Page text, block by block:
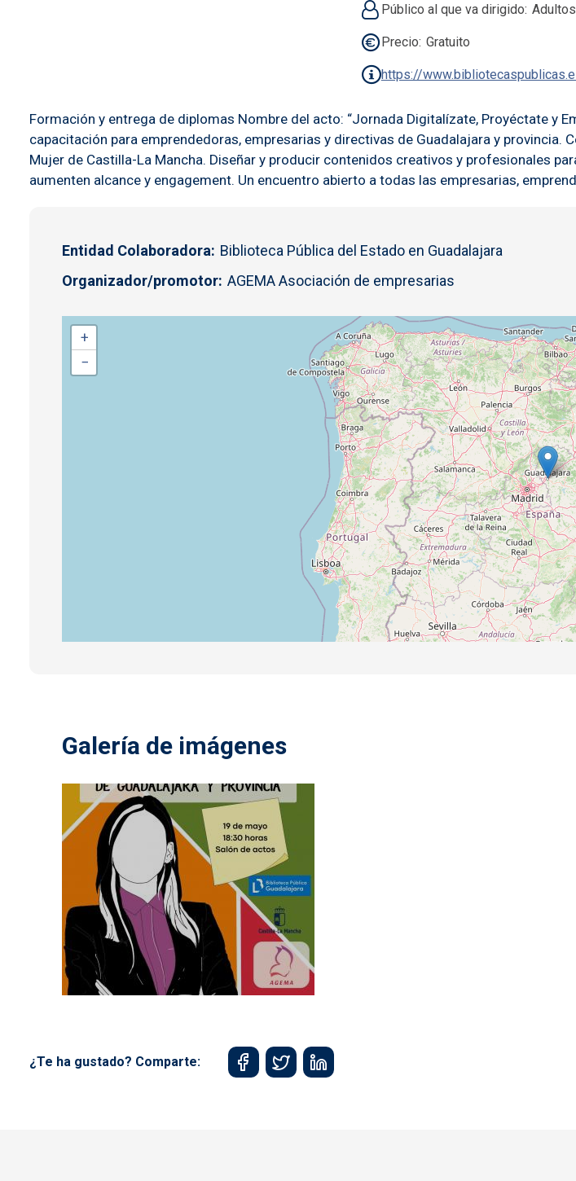
Público al que va dirigido Adultos
Precio Gratuito
https://
Formación y entrega de diplomas Nombre del acto: “Jornada Digitalízate, Proyéctate y
capacitación para emprendedoras, empresarias y directivas de Guadalajara y
Mujer de Castilla-La Mancha. Diseñar y producir contenidos creativos y profesionales
aumenten alcance y engagement. Un encuentro abierto a todas las empresarias,
Entidad Colaboradora
Biblioteca Pública del Estado en Guadalajara
Organizador/promotor AGEMA Asociación de empresarias
+
−
Galería de imágenes
¿Te ha gustado? Comparte: